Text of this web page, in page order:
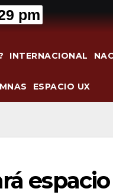
pm
INTERNACIONAL
ESPACIO UX